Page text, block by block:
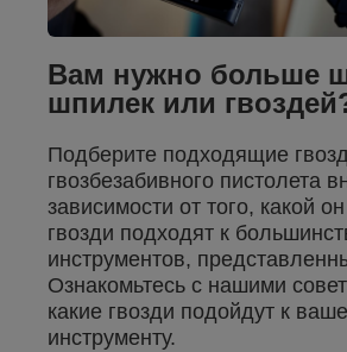
Вам нужно больше
шпилек или
Подберите подходящие
гвозбезабивного пистолета
зависимости от того, какой
гвозди подходят к
инструментов,
Ознакомьтесь с нашими
какие гвозди подойдут к
инструменту.